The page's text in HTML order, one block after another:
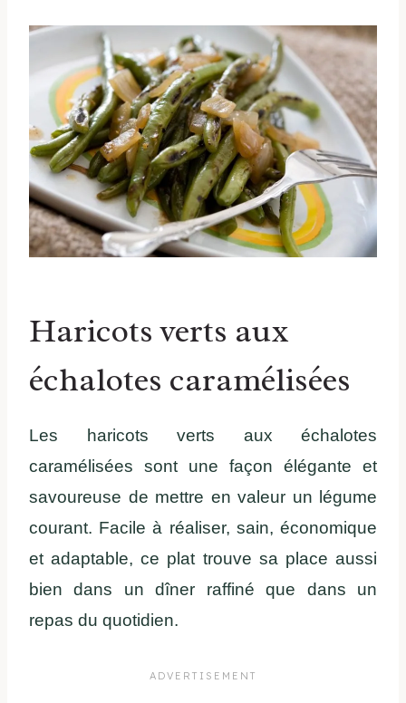
Haricots verts aux
échalotes caramélisées
Les haricots verts aux échalotes
caramélisées sont une façon élégante et
savoureuse de mettre en valeur un légume
courant. Facile à réaliser, sain, économique
et adaptable, ce plat trouve sa place aussi
bien dans un dîner raffiné que dans un
repas du quotidien.